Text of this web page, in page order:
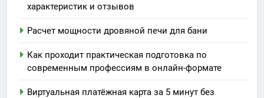
характеристик и отзывов
Расчет мощности дровяной печи для бани
Как проходит практическая подготовка по
современным профессиям в онлайн-формате
Виртуальная платёжная карта за 5 минут без